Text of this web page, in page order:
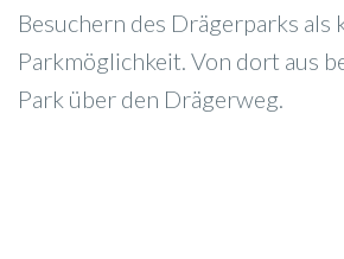
Besuchern des Drägerparks als
Parkmöglichkeit. Von dort aus
Park über den Drägerweg.